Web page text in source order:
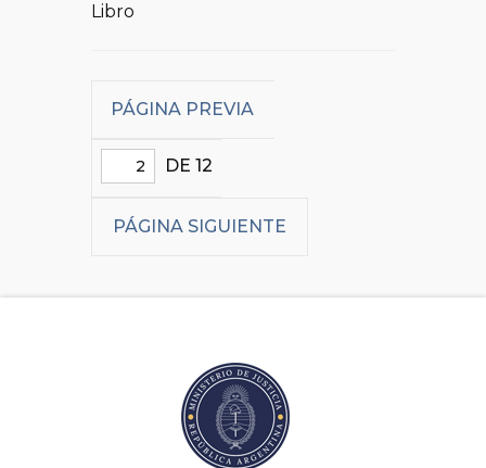
Libro
PÁGINA PREVIA
DE 12
PÁGINA SIGUIENTE